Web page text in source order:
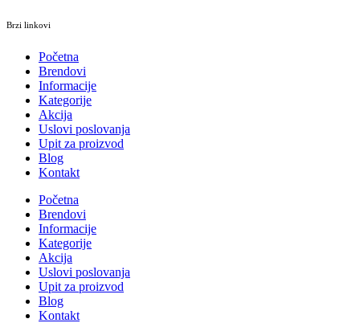
Brzi linkovi
Početna
Brendovi
Informacije
Kategorije
Akcija
Uslovi poslovanja
Upit za proizvod
Blog
Kontakt
Početna
Brendovi
Informacije
Kategorije
Akcija
Uslovi poslovanja
Upit za proizvod
Blog
Kontakt